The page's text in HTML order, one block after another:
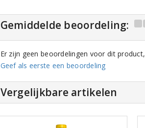
Gemiddelde beoordeling:
Er zijn geen beoordelingen voor dit product,
Geef als eerste een beoordeling
Vergelijkbare artikelen